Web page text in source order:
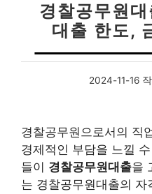
경찰공무원
대출 한도,
2024-11-16
경찰공무원으로서의 직
경제적인 부담을 느낄
들이 경찰공무원대출을
는 경찰공무원대출의